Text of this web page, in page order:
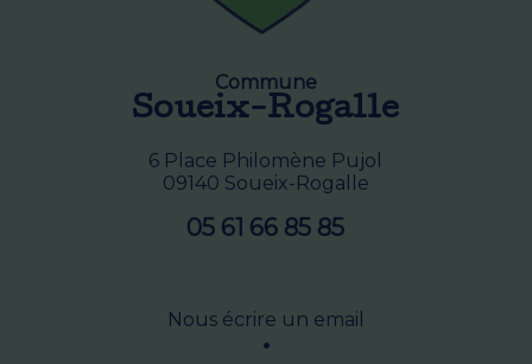
Commune
Soueix-Rogalle
6 Place Philomène Pujol
09140 Soueix-Rogalle
05 61 66 85 85
Nous écrire un email